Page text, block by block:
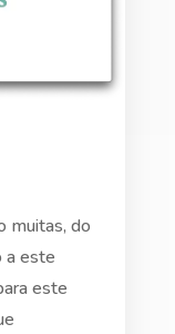
muitas, do
a este
este